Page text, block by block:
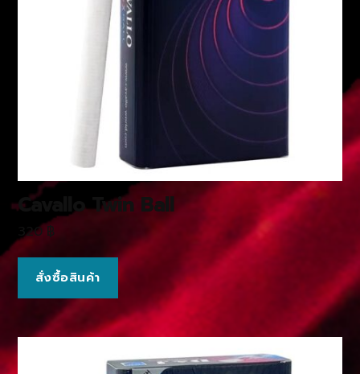
Cavallo Twin Ball
320 ฿
สั่งซื้อสินค้า